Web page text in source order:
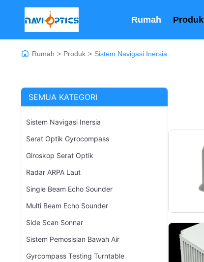
Rumah Produk
Rumah > Produk > Sistem Navigasi Inersia
SEMUA KATEGORI
Sistem Navigasi Inersia
Serat Optik Gyrocompass
Giroskop Serat Optik
Radar ARPA Laut
Single Beam Echo Sounder
Multi Beam Echo Sounder
Side Scan Sonnar
Sistem Pemosisian Bawah Air
Gyrcompass Testing Turntable